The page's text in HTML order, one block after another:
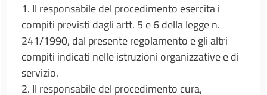
1. Il responsabile del procedimento esercita i
compiti previsti dagli artt. 5 e 6 della legge n.
241/1990, dal presente regolamento e gli altri
compiti indicati nelle istruzioni organizzative e di
servizio.
2. Il responsabile del procedimento cura,